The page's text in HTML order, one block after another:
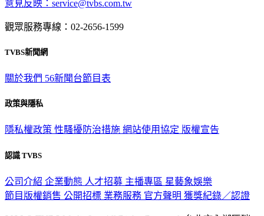
意見反映：service@tvbs.com.tw
觀眾服務專線：02-2656-1599
TVBS新聞網
關於我們 56新聞台節目表
政策與隱私
隱私權政策 性騷擾防治措施 網站使用協定 版權宣告
認識 TVBS
公司介紹 企業動態 人才招募 主播專區 星藝象娛樂
節目版權銷售 公開招標 業務服務 官方聲明 獲獎紀錄／認證